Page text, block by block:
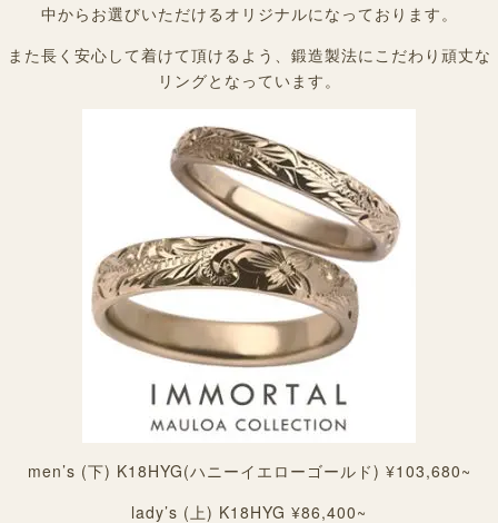
中からお選びいただけるオリジナルになっております。
また長く安心して着けて頂けるよう、鍛造製法にこだわり頑丈な
リングとなっています。
men’s (下) K18HYG(ハニーイエローゴールド) ¥103,680~
lady’s (上) K18HYG ¥86,400~